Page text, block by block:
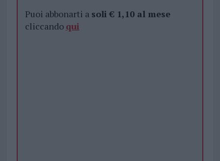
Puoi abbonarti a soli € 1,10 al mese
cliccando qui